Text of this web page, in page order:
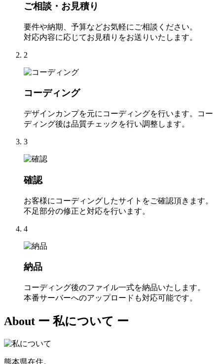
ご相談・お見積り
要件や納期、予算などお気軽にご相談ください。
対応内容に応じてお見積りをお送りいたします。
2
コーディング
デザインカンプを元にコーディングを行います。コー
ディング後は品質チェックを行い調整します。
3
確認
お客様にコーディングしたサイトをご確認頂きます。
不足部分の修正と対応を行います。
4
納品
コーディング後のファイル一式を納品いたします。
本番サーバーへのアップロードも対応可能です。
About ー 私について ー
熊本県在住。